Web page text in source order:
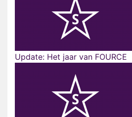
Update: Het jaar van FOURCE